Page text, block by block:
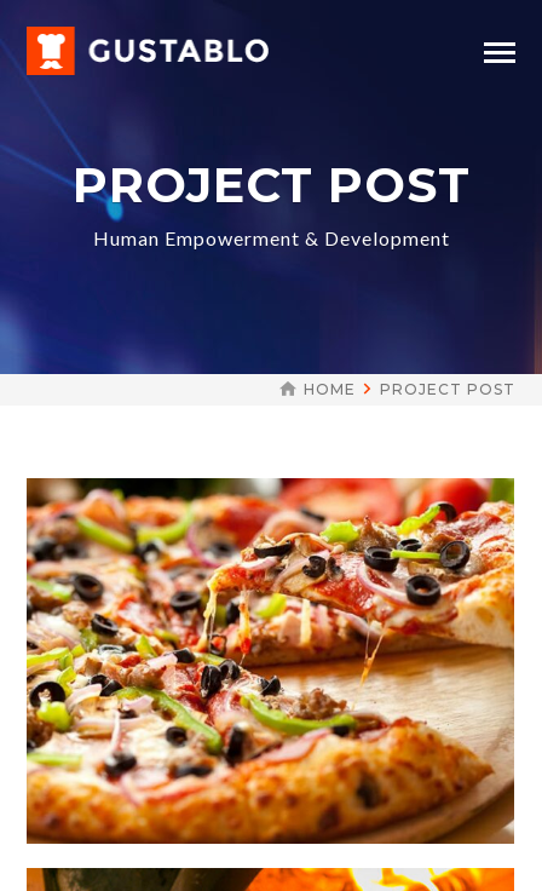
PROJECT POST
Human Empowerment & Development
HOME PROJECT POST